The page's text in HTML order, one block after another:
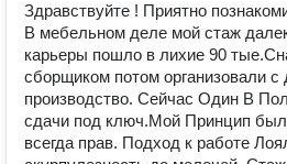
Здравствуйте ! Приятно
В мебельном деле мой стаж
карьеры пошло в лихие 90
сборщиком потом организовали
производство. Сейчас Один В
сдачи под ключ.Мой Принцип был
всегда прав. Подход к работе